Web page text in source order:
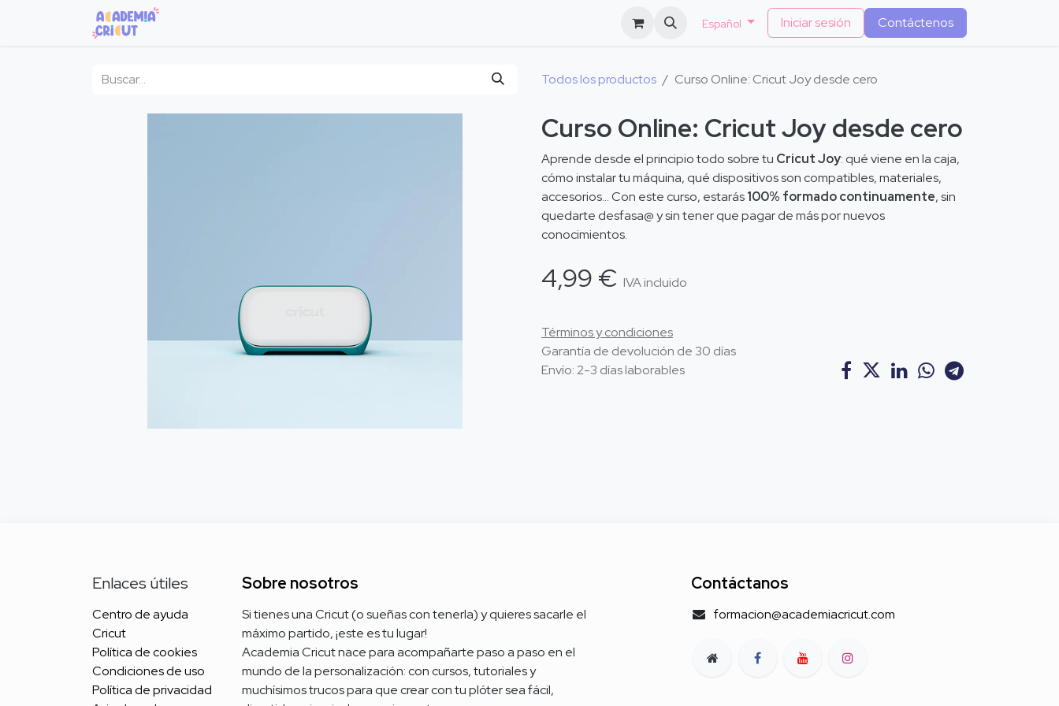
Español Iniciar sesión Contáctenos
Todos los productos Curso Online: Cricut Joy desde cero
Curso Online: Cricut Joy desde cero
Aprend​e desde el principio todo sobre tu Cricut Joy: qué viene en la caja,
cómo instalar tu máquina, qué dispositivos son compatibles, materiales,
accesorios… Con este curso, estarás100% formado continuamente, sin
quedarte desfasa@ y sin tener que pagar de más por nuevos
conocimientos. ​
4,99 € IVA incluido
Términos y condiciones
Garantía de devolución de 30 días
Envío: 2-3 días laborables
Enlaces útiles
Centro de ayuda
Cricut
Política de cookies
Condicionesde uso
Política de privacidad
Sobre nosotros
Si tienes una Cricut (o sueñas con tenerla) y quieres sacarle el
máximo partido, ¡este es tu lugar!
Academia Cricut nace para acompañarte paso a paso en el
mundo de la personalización: con cursos, tutoriales y
muchísimos trucos para que crear con tu plóter sea fácil,
Contáctanos
formacion@academiacricut.com